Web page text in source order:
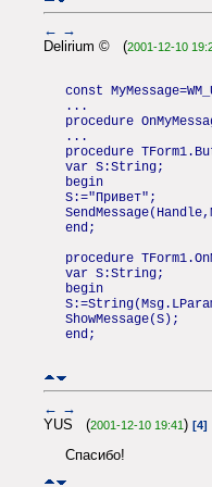
← →
Delirium © (2001-12-10
const
...
procedure
...
procedure
var S:String;
begin
S:="Привет";
end;
procedure
var S:String;
begin
ShowMessage(S);
end;
← →
YUS (2001-12-10 19:41) [4]
Спасибо!